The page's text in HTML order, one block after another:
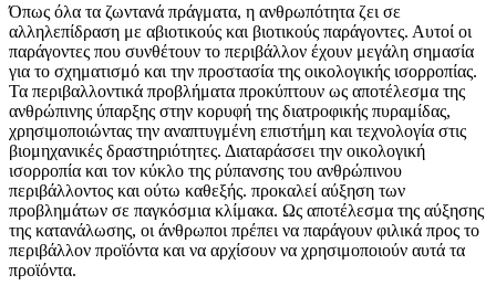
Όπως όλα τα ζωντανά πράγματα, η ανθρωπότητα ζει σε
αλληλεπίδραση με αβιοτικούς και βιοτικούς παράγοντες. Αυτοί οι
παράγοντες που συνθέτουν το περιβάλλον έχουν μεγάλη σημασία
για το σχηματισμό και την προστασία της οικολογικής ισορροπίας.
Τα περιβαλλοντικά προβλήματα προκύπτουν ως αποτέλεσμα της
ανθρώπινης ύπαρξης στην κορυφή της διατροφικής πυραμίδας,
χρησιμοποιώντας την αναπτυγμένη επιστήμη και τεχνολογία στις
βιομηχανικές δραστηριότητες. Διαταράσσει την οικολογική
ισορροπία και τον κύκλο της ρύπανσης του ανθρώπινου
περιβάλλοντος και ούτω καθεξής. προκαλεί αύξηση των
προβλημάτων σε παγκόσμια κλίμακα. Ως αποτέλεσμα της αύξησης
της κατανάλωσης, οι άνθρωποι πρέπει να παράγουν φιλικά προς το
περιβάλλον προϊόντα και να αρχίσουν να χρησιμοποιούν αυτά τα
προϊόντα.